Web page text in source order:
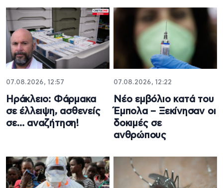
07.08.2026, 12:57
Ηράκλειο: Φάρμακα
σε έλλειψη, ασθενείς
σε… αναζήτηση!
07.08.2026, 12:22
Νέο εμβόλιο κατά του
Έμπολα – Ξεκίνησαν οι
δοκιμές σε
ανθρώπους